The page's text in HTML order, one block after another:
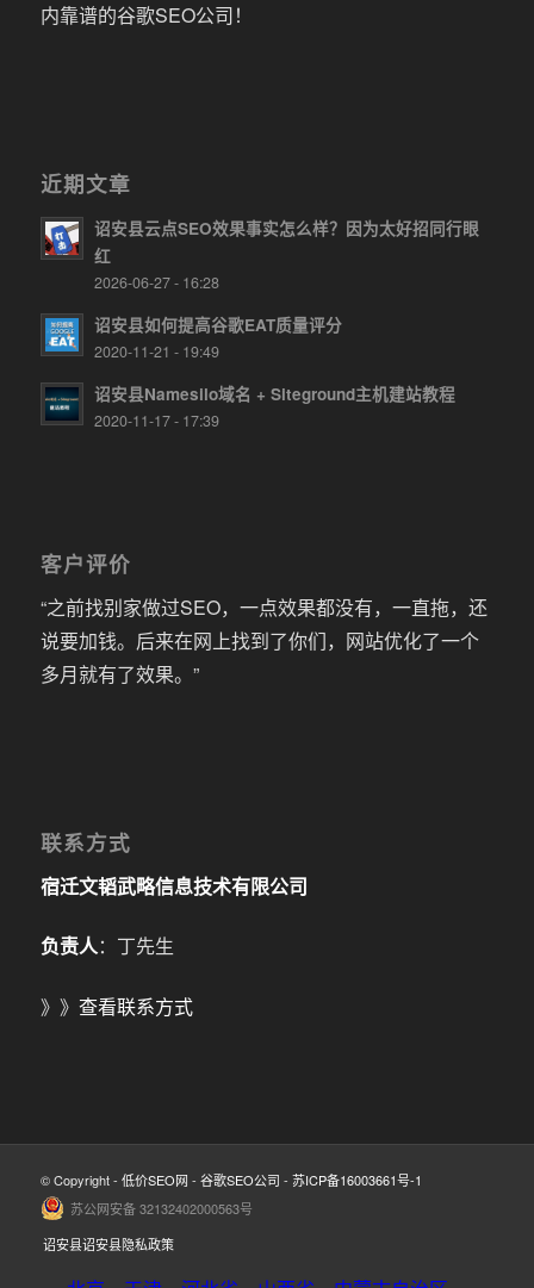
内靠谱的谷歌SEO公司！
近期文章
诏安县云点SEO效果事实怎么样？因为太好招同行眼
红
2026-06-27 - 16:28
诏安县如何提高谷歌EAT质量评分
2020-11-21 - 19:49
诏安县Namesilo域名 + Siteground主机建站教程
2020-11-17 - 17:39
客户评价
“之前找别家做过SEO，一点效果都没有，一直拖，还
说要加钱。后来在网上找到了你们，网站优化了一个
多月就有了效果。”
联系方式
宿迁文韬武略信息技术有限公司
负责人：丁先生
》》 查看联系方式
© Copyright - 低价SEO网 - 谷歌SEO公司 - 苏ICP备16003661号-1
苏公网安备 32132402000563号
诏安县诏安县隐私政策